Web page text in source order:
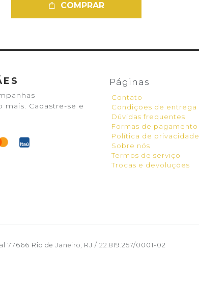
COMPRAR
Páginas
Contato
Condições de entrega
Dúvidas frequentes
Formas de pagamento
Política de privacidade
Sobre nós
Termos de serviço
Trocas e devoluções
Cadastre-se e
Rio de Janeiro, RJ / 22.819.257/0001-02